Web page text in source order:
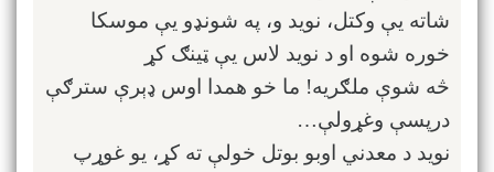
شاته یې وکتل، نوید و، په شونډو یې موسکا
خوره شوه او د نوید لاس یې ټینګ کړ
څه شوې ملګریه! ما خو همدا اوس ډېرې سترګې
درپسې وغړولې…
نوید د معدني اوبو بوتل خولې ته کړ، یو غوړپ